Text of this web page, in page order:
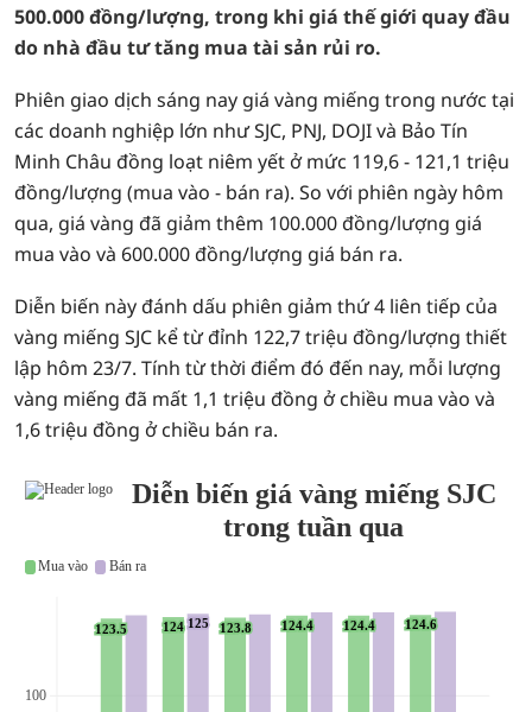
500.000 đồng/lượng, trong khi giá thế giới quay đầu
do nhà đầu tư tăng mua tài sản rủi ro.
Phiên giao dịch sáng nay giá vàng miếng trong nước tại
các doanh nghiệp lớn như SJC, PNJ, DOJI và Bảo Tín
Minh Châu đồng loạt niêm yết ở mức 119,6 - 121,1 triệu
đồng/lượng (mua vào - bán ra). So với phiên ngày hôm
qua, giá vàng đã giảm thêm 100.000 đồng/lượng giá
mua vào và 600.000 đồng/lượng giá bán ra.
Diễn biến này đánh dấu phiên giảm thứ 4 liên tiếp của
vàng miếng SJC kể từ đỉnh 122,7 triệu đồng/lượng thiết
lập hôm 23/7. Tính từ thời điểm đó đến nay, mỗi lượng
vàng miếng đã mất 1,1 triệu đồng ở chiều mua vào và
1,6 triệu đồng ở chiều bán ra.